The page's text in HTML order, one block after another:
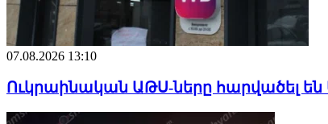
07.08.2026 13:10
Ուկրաինական ԱԹՍ-ները հարվածել են